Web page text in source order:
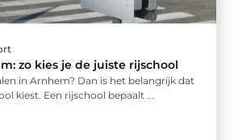
zo kies je de juiste rijschool
in Arnhem? Dan is het belangrijk dat
kiest. Een rijschool bepaalt ...